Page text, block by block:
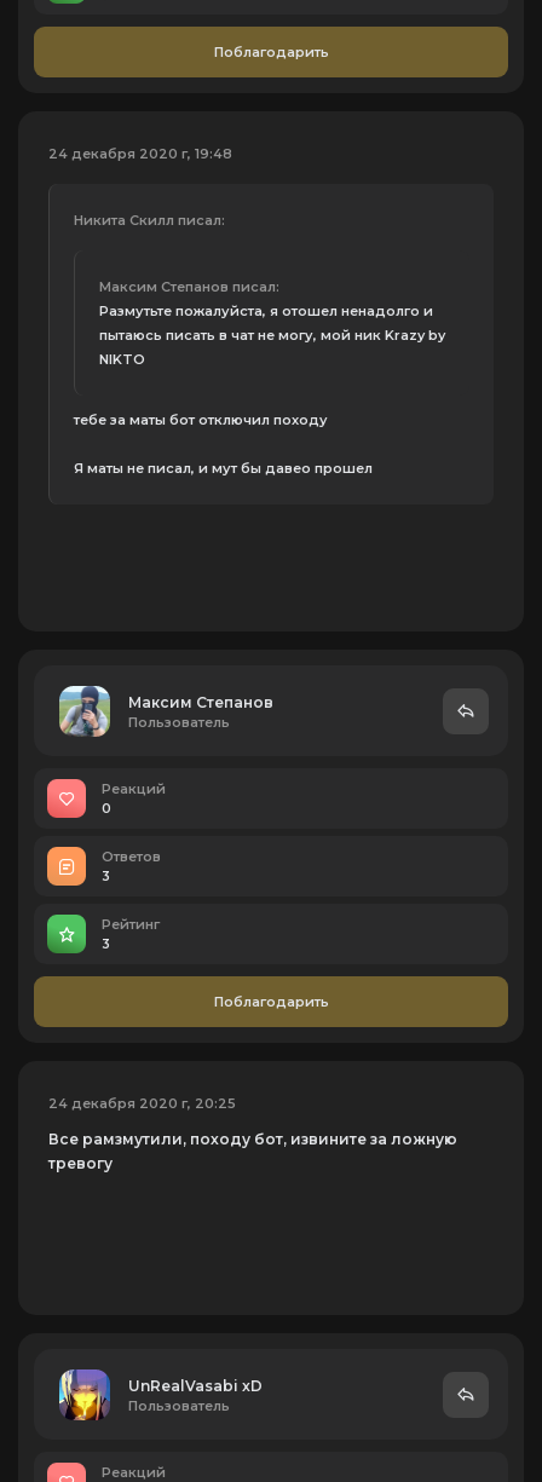
Поблагодарить
24 декабря 2020 г, 19:48
Никита Скилл писал:
Максим Степанов писал:
Размутьте пожалуйста, я отошел ненадолго и
пытаюсь писать в чат не могу, мой ник Krazy by
NIKTO
тебе за маты бот отключил походу
Я маты не писал, и мут бы давео прошел
Максим Степанов
Пользователь
Реакций
0
Ответов
3
Рейтинг
3
Поблагодарить
24 декабря 2020 г, 20:25
Все рамзмутили, походу бот, извините за ложную
тревогу
UnRealVasabi xD
Пользователь
Реакций